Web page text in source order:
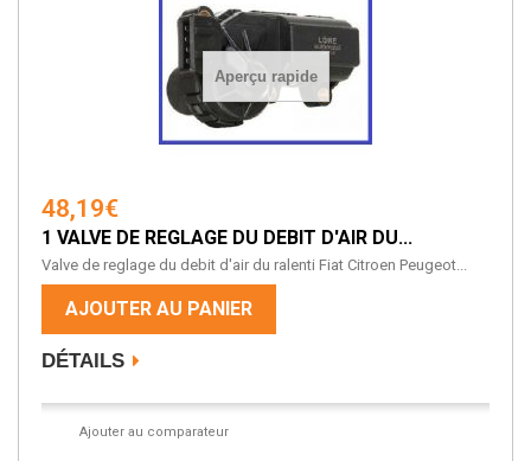
Aperçu rapide
48,19€
1 VALVE DE REGLAGE DU DEBIT D'AIR DU...
Valve de reglage du debit d'air du ralenti Fiat Citroen Peugeot...
AJOUTER AU PANIER
DÉTAILS
Ajouter au comparateur